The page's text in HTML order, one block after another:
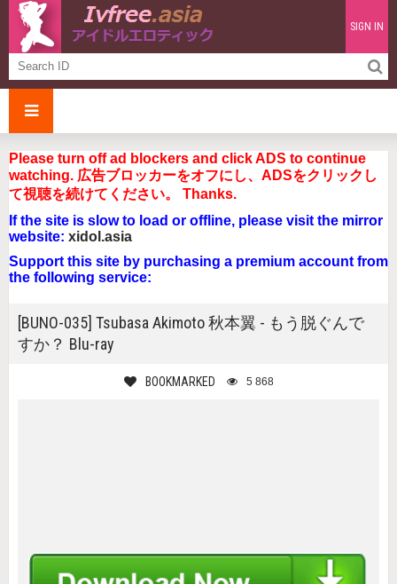
SIGN IN
Please turn off ad blockers and click ADS to continue
watching. 広告ブロッカーをオフにし、ADSをクリックし
て視聴を続けてください。 Thanks.
If the site is slow to load or offline, please visit the mirror
website: xidol.asia
Support this site by purchasing a premium account from
the following service:
[BUNO-035] Tsubasa Akimoto 秋本翼 - もう脱ぐんで
すか？ Blu-ray
BOOKMARKED 5 868